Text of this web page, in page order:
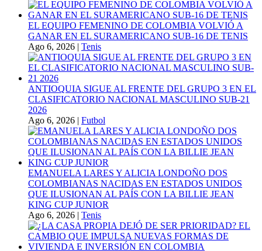
EL EQUIPO FEMENINO DE COLOMBIA VOLVIÓ A
GANAR EN EL SURAMERICANO SUB-16 DE TENIS
Ago 6, 2026 | Tenis
ANTIOQUIA SIGUE AL FRENTE DEL GRUPO 3 EN EL
CLASIFICATORIO NACIONAL MASCULINO SUB-21
2026
Ago 6, 2026 | Futbol
EMANUELA LARES Y ALICIA LONDOÑO DOS
COLOMBIANAS NACIDAS EN ESTADOS UNIDOS
QUE ILUSIONAN AL PAÍS CON LA BILLIE JEAN
KING CUP JUNIOR
Ago 6, 2026 | Tenis